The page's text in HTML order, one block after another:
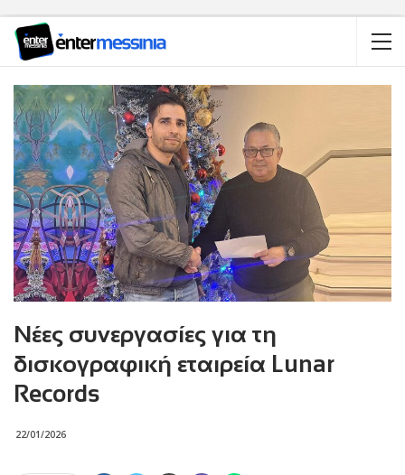
Νέες συνεργασίες για τη
δισκογραφική εταιρεία Lunar
Records
22/01/2026